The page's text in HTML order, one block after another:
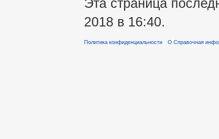
Эта страница
2018 в 16:40.
Политика конфиденциальности О Справочная